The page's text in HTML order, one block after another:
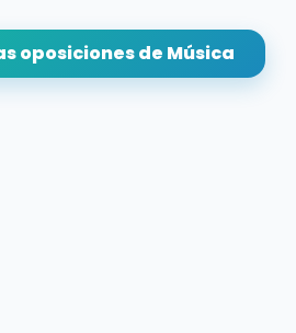
oposiciones de Música